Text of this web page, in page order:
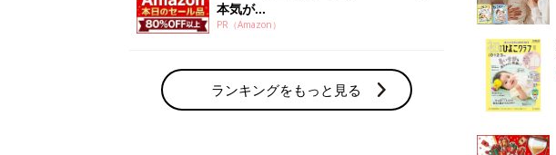
本気が...
PR（Amazon）
ランキングをもっと見る